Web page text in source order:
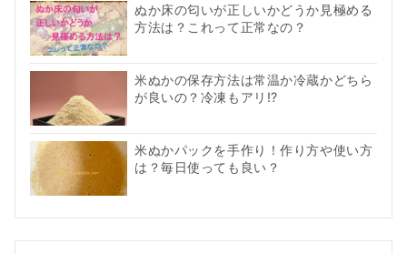
ぬか床の匂いが正しいかどうか見極める
方法は？これって正常なの？
米ぬかの保存方法は常温か冷蔵かどちら
が良いの？冷凍もアリ!?
米ぬかパックを手作り！作り方や使い方
は？毎日使っても良い？